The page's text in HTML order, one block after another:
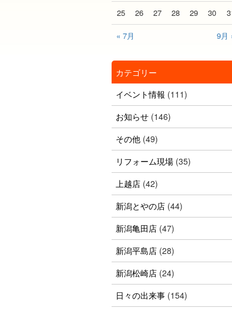
« 7月 9月
25 26 27 28 29 30
カテゴリー
イベント情報 (111)
お知らせ(146)
その他(49)
リフォーム現場(35)
上越店(42)
新潟とやの店(44)
新潟亀田店(47)
新潟平島店(28)
新潟松崎店(24)
日々の出来事(154)